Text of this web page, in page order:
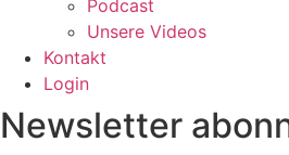
Podcast
Unsere Videos
Kontakt
Login
Newsletter